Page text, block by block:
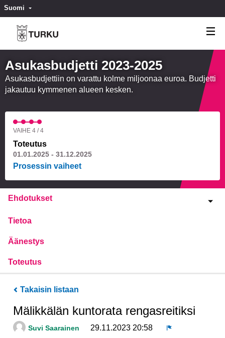
Suomi Valitse kieli
Asukasbudjetti 2023-2025
Asukasbudjettiin on varattu kolme miljoonaa euroa. Budjetti
jakautuu kymmenen alueen kesken.
VAIHE 4 / 4
Toteutus
01.01.2025 - 31.12.2025
Prosessin vaiheet
Ehdotukset
Tietoa
Äänestys
Toteutus
Takaisin listaan
Mälikkälän kuntorata rengasreitiksi
Suvi Saarainen
29.11.2023 20:58